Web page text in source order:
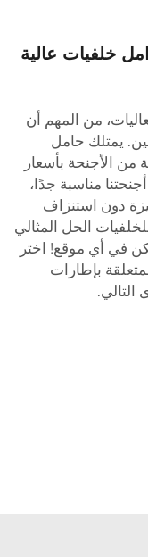
خلفيات عالية
من المهم أن
يمتلك حامل
الأجنحة بأسعار
مناسبة جدًا،
دون استنزاف
الحل المثالي
أي موقع! اختر
بإطارات